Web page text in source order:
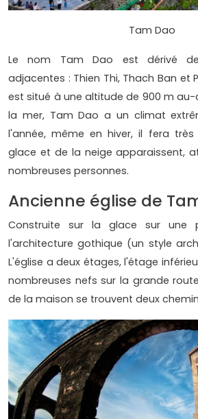
Tam Dao
Le nom Tam Dao est dérivé
adjacentes : Thien Thi, Thach Ban et
est situé à une altitude de 900 m au-
la mer, Tam Dao a un climat
l'année, même en hiver, il fera
glace et de la neige apparaissent,
nombreuses personnes.
Ancienne église de
Construite sur la glace sur une
l'architecture gothique (un style
L'église a deux étages, l'étage
nombreuses nefs sur la grande
de la maison se trouvent deux